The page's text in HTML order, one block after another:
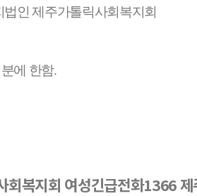
법인 제주가톨릭사회복지회
에 한함.
회복지회 여성긴급전화1366